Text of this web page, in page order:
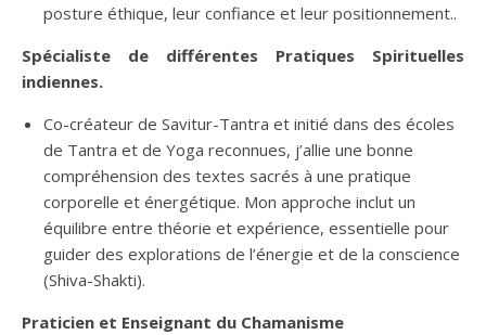
posture éthique, leur confiance et leur positionnement..
Spécialiste de différentes Pratiques Spirituelles
indiennes.
Co-créateur de Savitur-Tantra et initié dans des écoles
de Tantra et de Yoga reconnues, j’allie une bonne
compréhension des textes sacrés à une pratique
corporelle et énergétique. Mon approche inclut un
équilibre entre théorie et expérience, essentielle pour
guider des explorations de l’énergie et de la conscience
(Shiva-Shakti).
Praticien et Enseignant du Chamanisme